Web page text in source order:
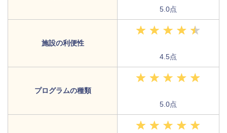
5.0点
施設の利便性
4.5点
プログラムの種類
5.0点